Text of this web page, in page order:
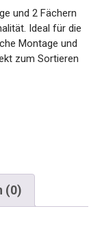
und 2 Fächern
Ideal für die
Montage und
zum Sortieren
(0)